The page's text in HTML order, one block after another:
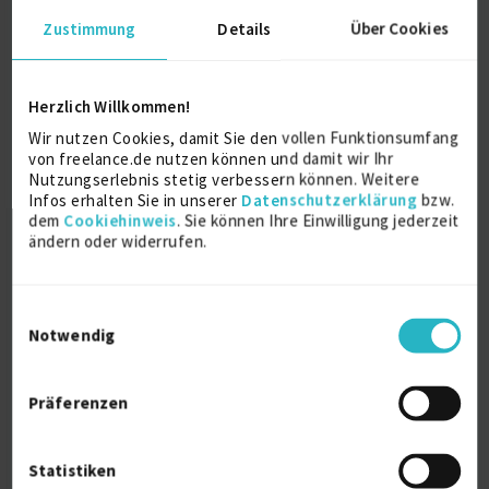
Zustimmung Details Über Cookies
Herzlich Willkommen!
Wir nutzen Cookies, damit Sie den vollen Funktionsumfang
von freelance.de nutzen können und damit wir Ihr
Nutzungserlebnis stetig verbessern können. Weitere
Infos erhalten Sie in unserer Datenschutzerklärung bzw.
dem Cookiehinweis. Sie können Ihre Einwilligung jederzeit
ändern oder widerrufen.
Notwendig
Präferenzen
Statistiken
EBZ Business School
MSc Projektentwicklung
2015
Bochum
Bath Spa University
Über mich
Ein erfahrener Projektmanager mit Schwerpunkten
auf Immobilienentwicklung und -